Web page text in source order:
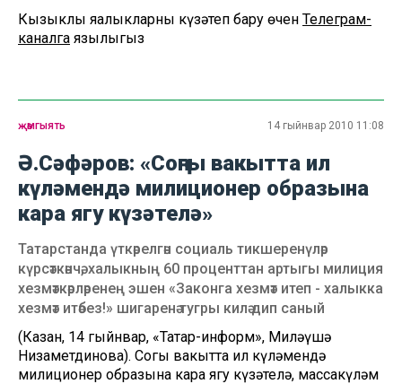
Кызыклы яңалыкларны күзәтеп бару өчен Телеграм-
каналга язылыгыз
җәмгыять 14 гыйнвар 2010 11:08
Ә.Сәфәров: «Соңгы вакытта ил
күләмендә милиционер образына
кара ягу күзәтелә»
Татарстанда үткәрелгән социаль тикшеренүләр
күрсәткәнчә, халыкның 60 проценттан артыгы милиция
хезмәткәрләренең эшен «Законга хезмәт итеп - халыкка
хезмәт итәбез!» шигаренә тугры килә дип саный
(Казан, 14 гыйнвар, «Татар-информ», Миләүшә
Низаметдинова). Соңгы вакытта ил күләмендә
милиционер образына кара ягу күзәтелә, массакүләм